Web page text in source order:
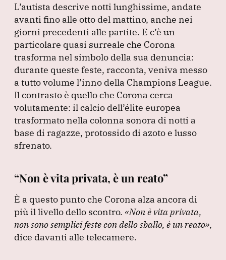
L’autista descrive notti lunghissime, andate
avanti fino alle otto del mattino, anche nei
giorni precedenti alle partite. E c’è un
particolare quasi surreale che Corona
trasforma nel simbolo della sua denuncia:
durante queste feste, racconta, veniva messo
a tutto volume l’inno della Champions League.
Il contrasto è quello che Corona cerca
volutamente: il calcio dell’élite europea
trasformato nella colonna sonora di notti a
base di ragazze, protossido di azoto e lusso
sfrenato.
“Non è vita privata, è un reato”
È a questo punto che Corona alza ancora di
più il livello dello scontro. «Non è vita privata,
non sono semplici feste con dello sballo, è un reato»,
dice davanti alle telecamere.